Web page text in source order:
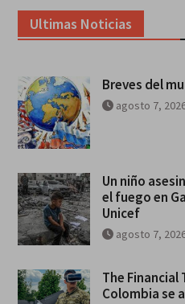
Ultimas Noticias
Breves del
agosto 7,
Un niño
el fuego en
Unicef
agosto 7,
The Financial
Colombia se